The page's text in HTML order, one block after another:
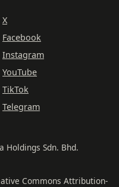
X
Facebook
Instagram
YouTube
TikTok
Telegram
Holdings Sdn. Bhd.
Commons Attribution-